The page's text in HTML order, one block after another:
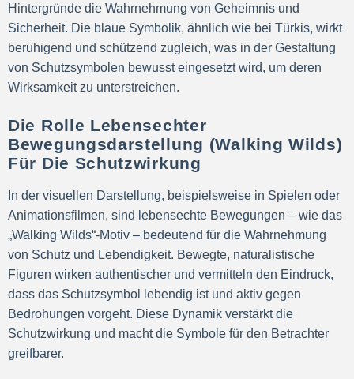
Hintergründe die Wahrnehmung von Geheimnis und
Sicherheit. Die blaue Symbolik, ähnlich wie bei Türkis, wirkt
beruhigend und schützend zugleich, was in der Gestaltung
von Schutzsymbolen bewusst eingesetzt wird, um deren
Wirksamkeit zu unterstreichen.
Die Rolle Lebensechter
Bewegungsdarstellung (Walking Wilds)
Für Die Schutzwirkung
In der visuellen Darstellung, beispielsweise in Spielen oder
Animationsfilmen, sind lebensechte Bewegungen – wie das
„Walking Wilds“-Motiv – bedeutend für die Wahrnehmung
von Schutz und Lebendigkeit. Bewegte, naturalistische
Figuren wirken authentischer und vermitteln den Eindruck,
dass das Schutzsymbol lebendig ist und aktiv gegen
Bedrohungen vorgeht. Diese Dynamik verstärkt die
Schutzwirkung und macht die Symbole für den Betrachter
greifbarer.